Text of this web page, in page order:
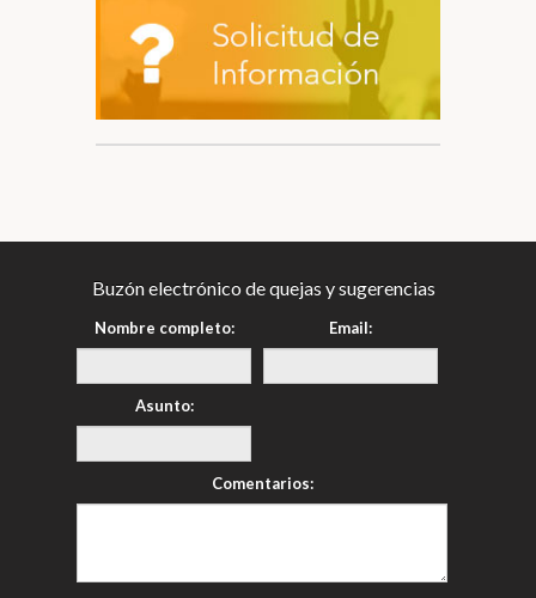
Buzón electrónico de quejas y sugerencias
Nombre completo: Email:
Asunto:
Comentarios: